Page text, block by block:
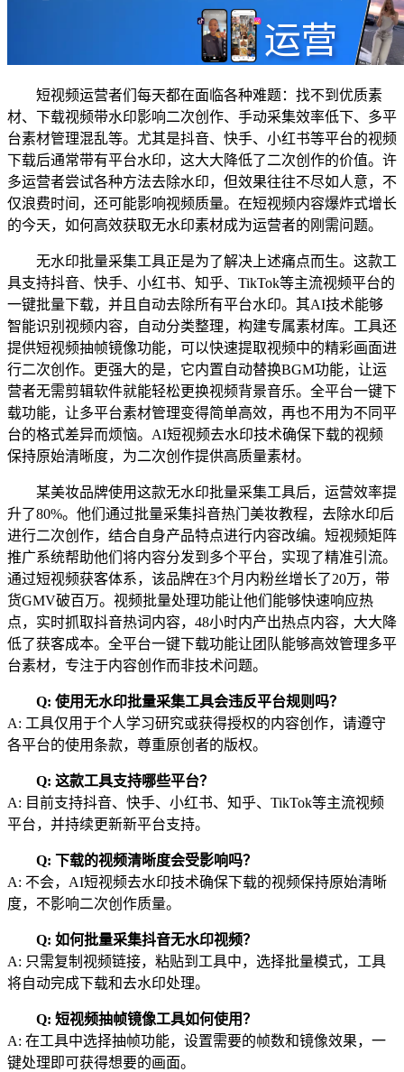
短视频运营者们每天都在面临各种难题：找不到优质素
材、下载视频带水印影响二次创作、手动采集效率低下、多平
台素材管理混乱等。尤其是抖音、快手、小红书等平台的视频
下载后通常带有平台水印，这大大降低了二次创作的价值。许
多运营者尝试各种方法去除水印，但效果往往不尽如人意，不
仅浪费时间，还可能影响视频质量。在短视频内容爆炸式增长
的今天，如何高效获取无水印素材成为运营者的刚需问题。
无水印批量采集工具正是为了解决上述痛点而生。这款工
具支持抖音、快手、小红书、知乎、TikTok等主流视频平台的
一键批量下载，并且自动去除所有平台水印。其AI技术能够
智能识别视频内容，自动分类整理，构建专属素材库。工具还
提供短视频抽帧镜像功能，可以快速提取视频中的精彩画面进
行二次创作。更强大的是，它内置自动替换BGM功能，让运
营者无需剪辑软件就能轻松更换视频背景音乐。全平台一键下
载功能，让多平台素材管理变得简单高效，再也不用为不同平
台的格式差异而烦恼。AI短视频去水印技术确保下载的视频
保持原始清晰度，为二次创作提供高质量素材。
某美妆品牌使用这款无水印批量采集工具后，运营效率提
升了80%。他们通过批量采集抖音热门美妆教程，去除水印后
进行二次创作，结合自身产品特点进行内容改编。短视频矩阵
推广系统帮助他们将内容分发到多个平台，实现了精准引流。
通过短视频获客体系，该品牌在3个月内粉丝增长了20万，带
货GMV破百万。视频批量处理功能让他们能够快速响应热
点，实时抓取抖音热词内容，48小时内产出热点内容，大大降
低了获客成本。全平台一键下载功能让团队能够高效管理多平
台素材，专注于内容创作而非技术问题。
Q: 使用无水印批量采集工具会违反平台规则吗？
A: 工具仅用于个人学习研究或获得授权的内容创作，请遵守
各平台的使用条款，尊重原创者的版权。
Q: 这款工具支持哪些平台？
A: 目前支持抖音、快手、小红书、知乎、TikTok等主流视频
平台，并持续更新新平台支持。
Q: 下载的视频清晰度会受影响吗？
A: 不会，AI短视频去水印技术确保下载的视频保持原始清晰
度，不影响二次创作质量。
Q: 如何批量采集抖音无水印视频？
A: 只需复制视频链接，粘贴到工具中，选择批量模式，工具
将自动完成下载和去水印处理。
Q: 短视频抽帧镜像工具如何使用？
A: 在工具中选择抽帧功能，设置需要的帧数和镜像效果，一
键处理即可获得想要的画面。